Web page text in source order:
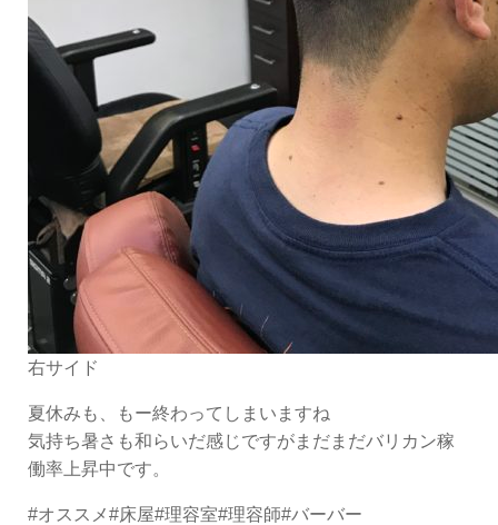
右サイド
夏休みも、もー終わってしまいますね
気持ち暑さも和らいだ感じですがまだまだバリカン稼
働率上昇中です。
#オススメ#床屋#理容室#理容師#バーバー